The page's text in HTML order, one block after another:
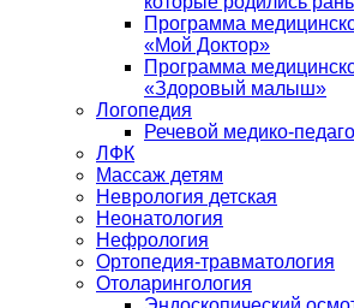
Программа
«Мой Доктор»
Программа
«Здоровый малыш»
Логопедия
Речевой медико-
ЛФК
Массаж детям
Неврология детская
Неонатология
Нефрология
Ортопедия-травматология
Отоларингология